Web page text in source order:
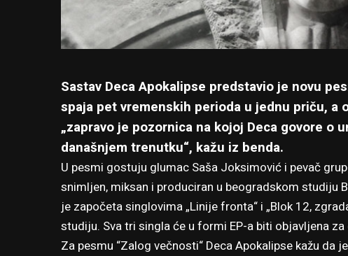
Sastav Deca Apokalipse predstavio je novu
spaja pet vremenskih perioda u jednu priču, a
„zapravo je pozornica na kojoj Deca govore o
današnjem trenutku“, kažu iz benda.
U pesmi gostuju glumac Saša Joksimović i pevač
snimljen, miksan i produciran u beogradskom studiju
je započeta singlovima „Linije fronta“ i „Blok 12,
studiju. Sva tri singla će u formi EP-a biti objavljena
Za pesmu “Zalog večnosti“ Deca Apokalipse kažu da